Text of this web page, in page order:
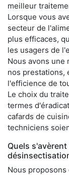
meilleur
Lorsque vous
secteur de
plus efficaces,
les usagers de
Nous avons une
nos prestations,
l'efficience de
Le choix du
termes
cafards de
techniciens
Quels
Nous